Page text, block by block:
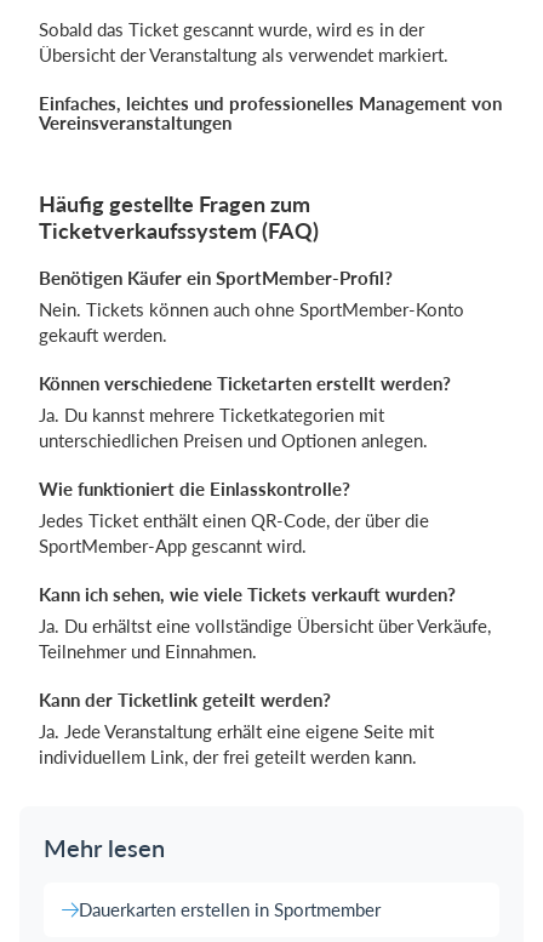
Sobald das Ticket gescannt wurde, wird es in der
Übersicht der Veranstaltung als verwendet markiert.
Einfaches, leichtes und professionelles Management von
Vereinsveranstaltungen
Häufig gestellte Fragen zum
Ticketverkaufssystem (FAQ)
Benötigen Käufer ein SportMember-Profil?
Nein. Tickets können auch ohne SportMember-Konto
gekauft werden.
Können verschiedene Ticketarten erstellt werden?
Ja. Du kannst mehrere Ticketkategorien mit
unterschiedlichen Preisen und Optionen anlegen.
Wie funktioniert die Einlasskontrolle?
Jedes Ticket enthält einen QR-Code, der über die
SportMember-App gescannt wird.
Kann ich sehen, wie viele Tickets verkauft wurden?
Ja. Du erhältst eine vollständige Übersicht über Verkäufe,
Teilnehmer und Einnahmen.
Kann der Ticketlink geteilt werden?
Ja. Jede Veranstaltung erhält eine eigene Seite mit
individuellem Link, der frei geteilt werden kann.
Mehr lesen
Dauerkarten erstellen in Sportmember